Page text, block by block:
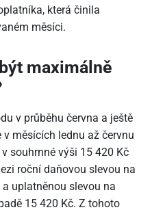
která činila
měsíci.
maximálně
v průběhu června a ještě
měsících lednu až červnu
souhrnné výši 15 420 Kč
roční daňovou slevou na
a uplatněnou slevou na
15 420 Kč. Z tohoto